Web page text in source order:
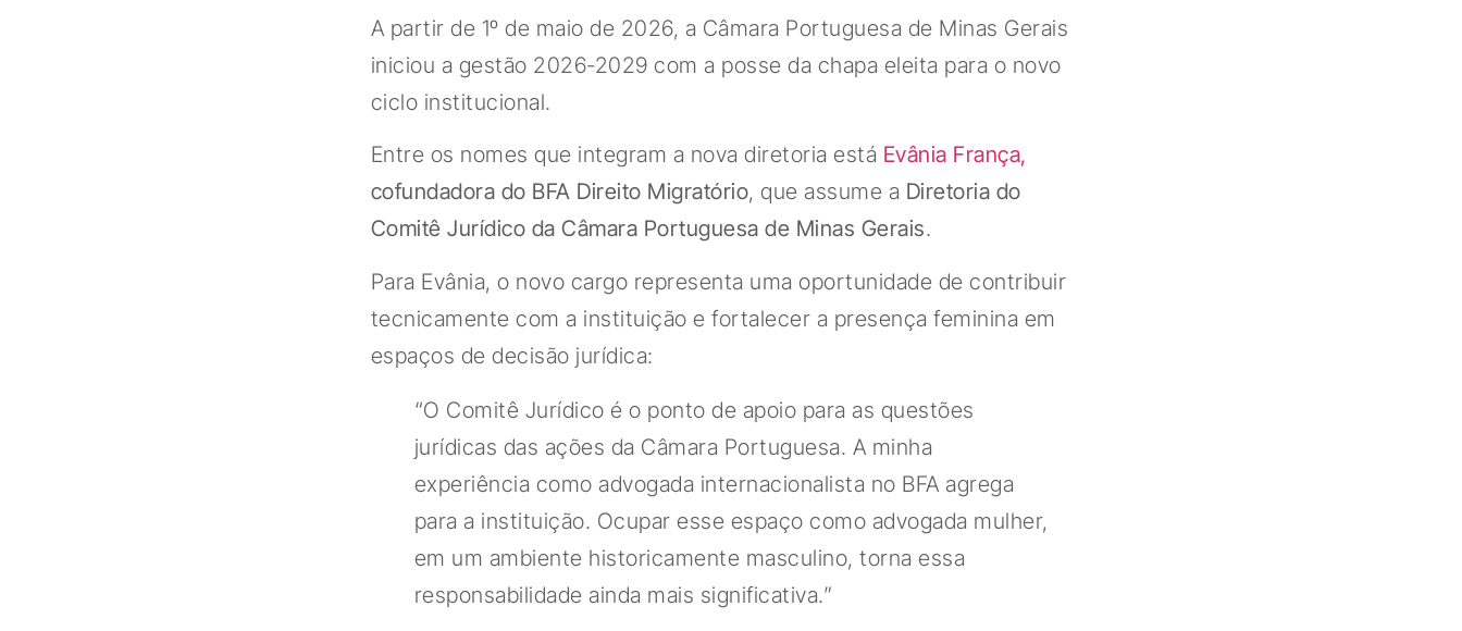
A partir de 1º de maio de 2026, a Câmara Portuguesa de Minas Gerais
iniciou a gestão 2026-2029 com a posse da chapa eleita para o novo
ciclo institucional.
Entre os nomes que integram a nova diretoria está Evânia França,
cofundadora do BFA Direito Migratório, que assume a Diretoria do
Comitê Jurídico da Câmara Portuguesa de Minas Gerais.
Para Evânia, o novo cargo representa uma oportunidade de contribuir
tecnicamente com a instituição e fortalecer a presença feminina em
espaços de decisão jurídica:
“O Comitê Jurídico é o ponto de apoio para as questões
jurídicas das ações da Câmara Portuguesa. A minha
experiência como advogada internacionalista no BFA agrega
para a instituição. Ocupar esse espaço como advogada mulher,
em um ambiente historicamente masculino, torna essa
responsabilidade ainda mais significativa.”